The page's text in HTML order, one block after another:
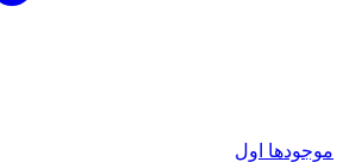
موجودها اول